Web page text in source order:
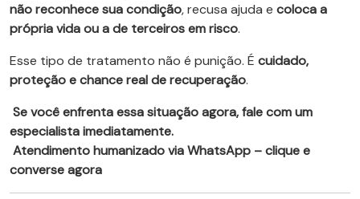
não reconhece sua condição, recusa ajuda e coloca a
própria vida ou a de terceiros em risco.
Esse tipo de tratamento não é punição. É cuidado,
proteção e chance real de recuperação.
Se você enfrenta essa situação agora, fale com um
especialista imediatamente.
Atendimento humanizado via WhatsApp – clique e
converse agora